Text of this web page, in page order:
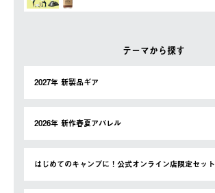
テーマから探す
2027年 新製品ギア
2026年 新作春夏アパレル
はじめてのキャンプに！公式オンライン店限定セット